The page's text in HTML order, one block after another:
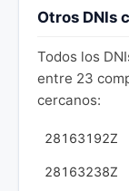
Otros DNIs
Todos los
entre 23
cercanos:
28163192Z
28163238Z